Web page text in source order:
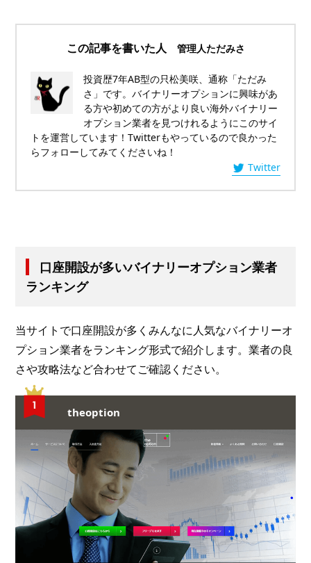
この記事を書いた人 管理人ただみさ
投資歴7年AB型の只松美咲、通称「ただみ
さ」です。バイナリーオプションに興味があ
る方や初めての方がより良い海外バイナリー
オプション業者を見つけれるようにこのサイ
トを運営しています！Twitterもやっているので良かった
らフォローしてみてくださいね！
Twitter
口座開設が多いバイナリーオプション業者
ランキング
当サイトで口座開設が多くみんなに人気なバイナリーオ
プション業者をランキング形式で紹介します。業者の良
さや攻略法など合わせてご確認ください。
theoption